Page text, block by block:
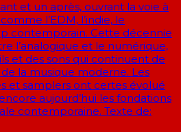
et un après, ouvrant la voie à
l’EDM, l’indie, le
contemporain. Cette décennie
l’analogique et le numérique,
et des sons qui continuent de
la musique moderne. Les
et samplers ont certes évolué
aujourd’hui les fondations
contemporaine. Texte de: